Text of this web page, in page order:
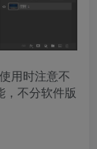
用时注意不
，不分软件版